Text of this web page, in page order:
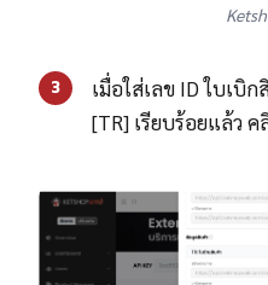
3
เมื่อใส่เลข ID ใบเบิ
[TR] เรียบร้อยแล้ว